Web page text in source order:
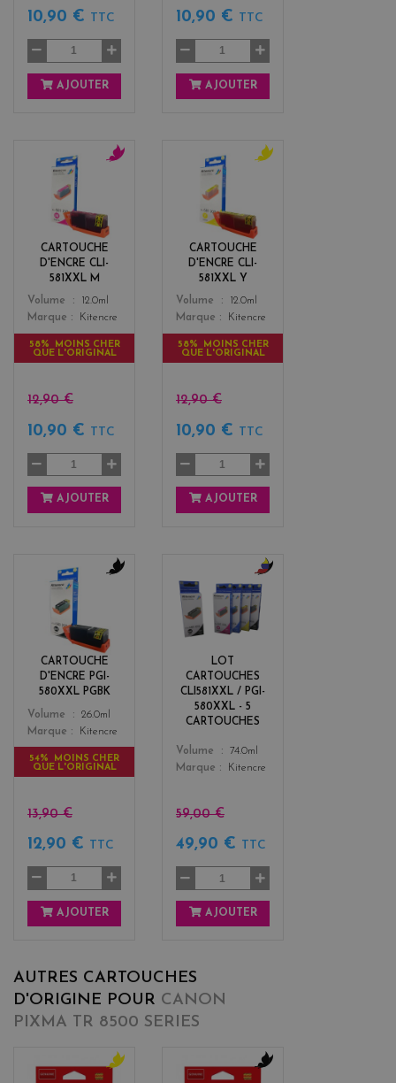
10,90 € TTC
AJOUTER
10,90 € TTC
AJOUTER
CARTOUCHE
D'ENCRE CLI-
581XXL M
Color
e
n
Volume
12.0ml
Marque
Kitencre
58% MOINS CHER
QUE L'ORIGINAL
12,90 €
10,90 € TTC
AJOUTER
CARTOUCHE
D'ENCRE CLI-
581XXL Y
Color
l
o
Volume
12.0ml
Marque
Kitencre
58% MOINS CHER
QUE L'ORIGINAL
12,90 €
10,90 € TTC
AJOUTER
CARTOUCHE
D'ENCRE PGI-
580XXL PGBK
Color
c
k
Volume
26.0ml
Marque
Kitencre
54% MOINS CHER
QUE L'ORIGINAL
13,90 €
12,90 € TTC
AJOUTER
LOT
CARTOUCHES
CLI581XXL / PGI-
580XXL - 5
CARTOUCHES
Color
b
l
a
+
3
Volume
74.0ml
Marque
Kitencre
59,00 €
49,90 € TTC
AJOUTER
AUTRES CARTOUCHES
D'ORIGINE POUR CANON
PIXMA TR 8500 SERIES